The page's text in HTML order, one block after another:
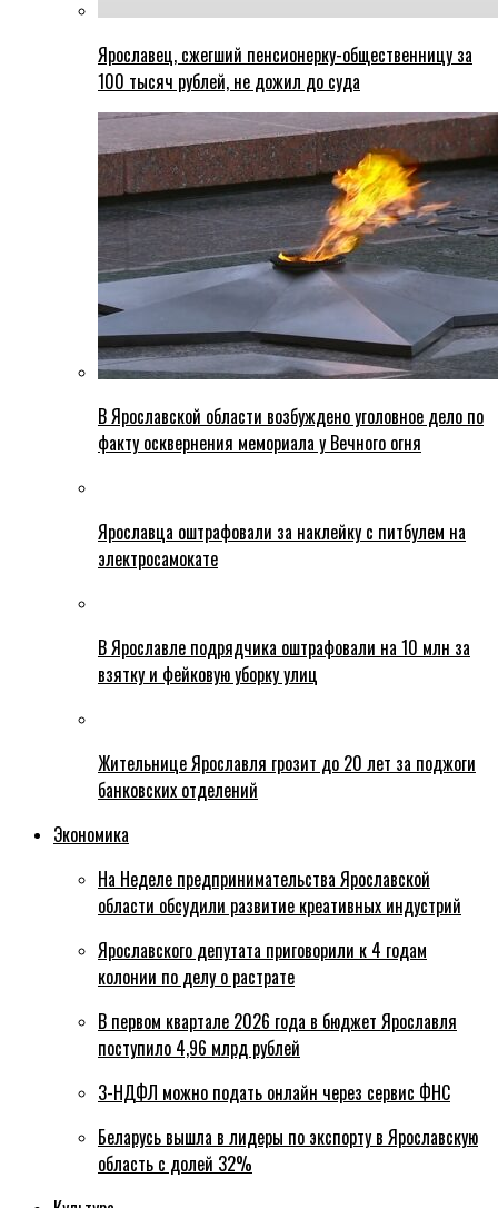
Ярославец, сжегший пенсионерку-общественницу за
100 тысяч рублей, не дожил до суда
В Ярославской области возбуждено уголовное дело по
факту осквернения мемориала у Вечного огня
Ярославца оштрафовали за наклейку с питбулем на
электросамокате
В Ярославле подрядчика оштрафовали на 10 млн за
взятку и фейковую уборку улиц
Жительнице Ярославля грозит до 20 лет за поджоги
банковских отделений
Экономика
На Неделе предпринимательства Ярославской
области обсудили развитие креативных индустрий
Ярославского депутата приговорили к 4 годам
колонии по делу о растрате
В первом квартале 2026 года в бюджет Ярославля
поступило 4,96 млрд рублей
3-НДФЛ можно подать онлайн через сервис ФНС
Беларусь вышла в лидеры по экспорту в Ярославскую
область с долей 32%